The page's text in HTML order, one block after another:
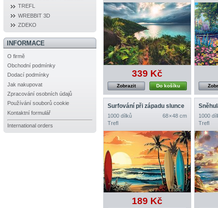
TREFL
WREBBIT 3D
ZDEKO
INFORMACE
O firmě
Obchodní podmínky
Dodací podmínky
Jak nakupovat
Zpracování osobních údajů
Používání souborů cookie
Kontaktní formulář
International orders
339 Kč
Do košíku
Zobrazit
Surfování při západu slunce
1000 dílků
68 × 48 cm
Trefl
189 Kč
1000
Trefl